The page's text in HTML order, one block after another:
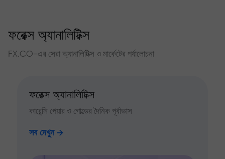
ফরেক্স অ্যানালিটিক্স
FX.CO-এর সেরা অ্যানালিটিক্স ও মার্কেটের পর্যালোচনা
ফরেক্স অ্যানালিটিক্স
কারেন্সি পেয়ার ও গোল্ডের দৈনিক পূর্বাভাস
সব দেখুন